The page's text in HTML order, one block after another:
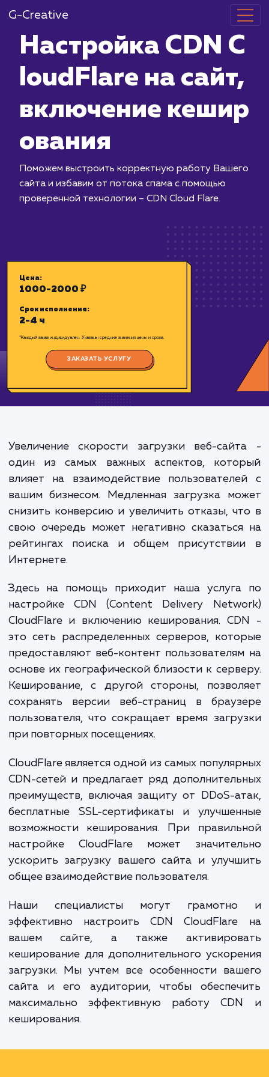
G-Creative
Настройка
loudFlare на
включение
ования
проверенной технологии – CDN
Цена:
2-4 ч
*Каждый заказ индивидуален. Указаны средние значения цены и срока.
ЗАКАЗАТЬ УСЛУГУ
Увеличение скорости загрузки веб-
один из самых важных аспектов,
влияет на взаимодействие
вашим бизнесом. Медленная загрузка
снизить конверсию и увеличить отказы,
свою очередь может негативно
рейтингах поиска и общем
Интернете.
Здесь на помощь приходит наша
настройке CDN (Content Delivery
CloudFlare и включению кеширования.
это сеть распределенных серверов,
предоставляют веб-контент
Кеширование, с другой стороны,
сохранять версии веб-страниц в
пользователя, что сокращает время
при повторных посещениях.
CloudFlare является одной из самых
CDN-сетей и предлагает ряд
преимуществ, включая защиту от DDoS-
бесплатные SSL-сертификаты и
возможности кеширования. При
настройке CloudFlare может
ускорить загрузку вашего сайта и
общее взаимодействие пользователя.
Наши специалисты могут
эффективно настроить CDN